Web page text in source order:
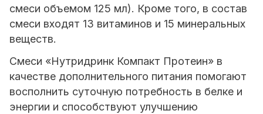
смеси объемом 125 мл). Кроме того, в состав
смеси входят 13 витаминов и 15 минеральных
веществ.
Смеси «Нутридринк Компакт Протеин» в
качестве дополнительного питания помогают
восполнить суточную потребность в белке и
энергии и способствуют улучшению